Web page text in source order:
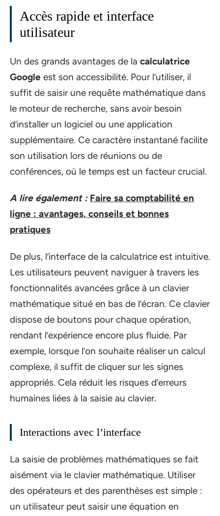
Accès rapide et interface
utilisateur
Un des grands avantages de la calculatrice
Google est son accessibilité. Pour l’utiliser, il
suffit de saisir une requête mathématique dans
le moteur de recherche, sans avoir besoin
d’installer un logiciel ou une application
supplémentaire. Ce caractère instantané facilite
son utilisation lors de réunions ou de
conférences, où le temps est un facteur crucial.
A lire également : Faire sa comptabilité en
ligne : avantages, conseils et bonnes
pratiques
De plus, l’interface de la calculatrice est intuitive.
Les utilisateurs peuvent naviguer à travers les
fonctionnalités avancées grâce à un clavier
mathématique situé en bas de l’écran. Ce clavier
dispose de boutons pour chaque opération,
rendant l’expérience encore plus fluide. Par
exemple, lorsque l’on souhaite réaliser un calcul
complexe, il suffit de cliquer sur les signes
appropriés. Cela réduit les risques d’erreurs
humaines liées à la saisie au clavier.
Interactions avec l’interface
La saisie de problèmes mathématiques se fait
aisément via le clavier mathématique. Utiliser
des opérateurs et des parenthèses est simple :
un utilisateur peut saisir une équation en